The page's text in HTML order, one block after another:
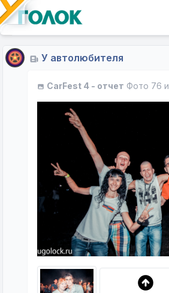
У автолюбителя
CarFest 4 - отчет Фото 76